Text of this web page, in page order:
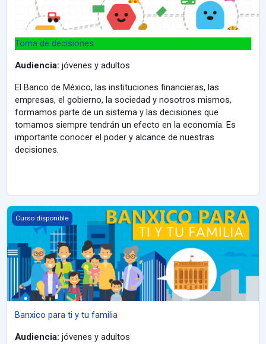
Toma de decisiones
Audiencia: jóvenes y adultos
El Banco de México, las instituciones financieras, las
empresas, el gobierno, la sociedad y nosotros mismos,
formamos parte de un sistema y las decisiones que
tomamos siempre tendrán un efecto en la economía. Es
importante conocer el poder y alcance de nuestras
decisiones.
Banxico para ti y tu familia
Curso disponible
Banxico para ti y tu familia
Audiencia: jóvenes y adultos